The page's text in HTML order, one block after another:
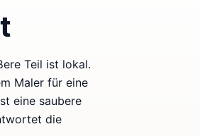
Teil ist lokal.
Maler für eine
eine saubere
die